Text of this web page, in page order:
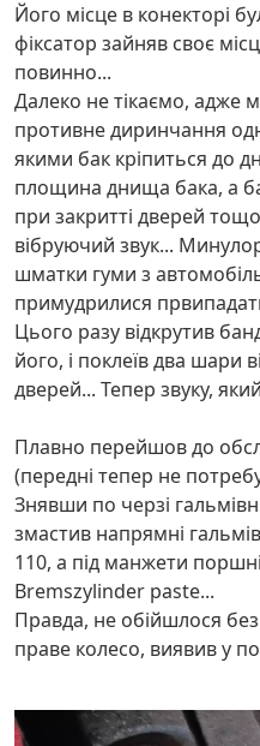
Його місце в конекторі
фіксатор зайняв своє
повинно...
Далеко не тікаємо, адже
противне диринчання
якими бак кріпиться до
площина днища бака, а
при закритті дверей
вібруючий звук...
шматки гуми з
примудрилися
Цього разу відкрутив
його, і поклеїв два шари
дверей... Тепер звуку,
Плавно перейшов до
(передні тепер не
Знявши по черзі
змастив напрямні
110, а під манжети
Bremszylinder paste...
Правда, не обійшлося
праве колесо, виявив у